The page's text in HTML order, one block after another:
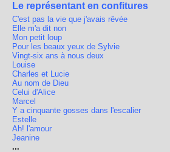
Le représentant en confitures
C'est pas la vie que j'avais rêvée
Elle m'a dit non
Mon petit loup
Pour les beaux yeux de Sylvie
Vingt-six ans à nous deux
Louise
Charles et Lucie
Au nom de Dieu
Celui d'Alice
Marcel
Y a cinquante gosses dans l'escalier
Estelle
Ah! l'amour
Jeanine
...